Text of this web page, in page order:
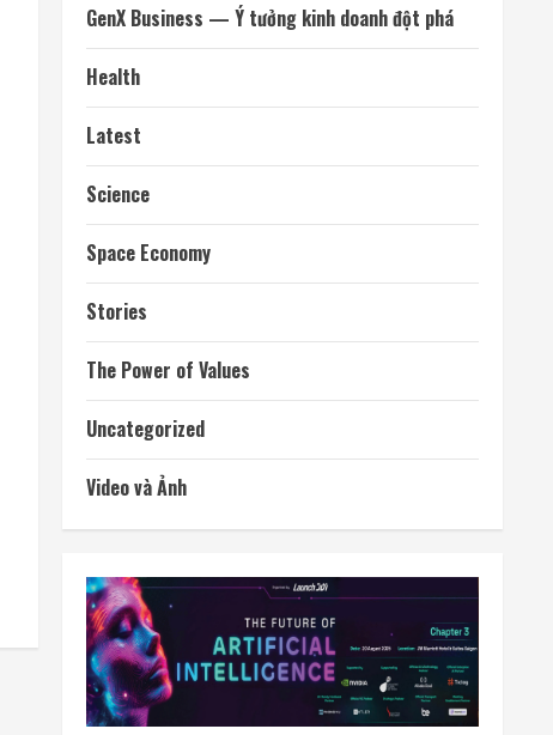
GenX Business — Ý tưởng kinh doanh đột phá
Health
Latest
Science
Space Economy
Stories
The Power of Values
Uncategorized
Video và Ảnh